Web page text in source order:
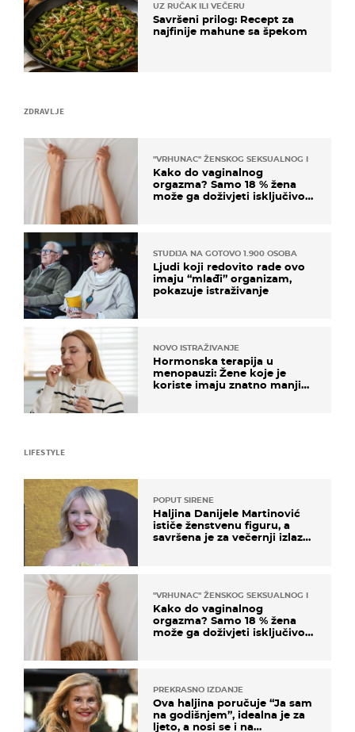
ZDRAVLJE
"VRHUNAC" ŽENSKOG SEKSUALNOG ISKUSTVA
Kako do vaginalnog
orgazma? Samo 18 % žena
može ga doživjeti isključivo
STUDIJA NA GOTOVO 1.900 OSOBA
Ljudi koji redovito rade ovo
imaju “mlađi” organizam,
pokazuje istraživanje
NOVO ISTRAŽIVANJE
Hormonska terapija u
menopauzi: Žene koje je
koriste imaju znatno manji
UZ RUČAK ILI VEČERU
Savršeni prilog: Recept za
najfinije mahune sa špekom
LIFESTYLE
POPUT SIRENE
Haljina Danijele Martinović
ističe ženstvenu figuru, a
savršena je za večernji izlazak
"VRHUNAC" ŽENSKOG SEKSUALNOG ISKUSTVA
Kako do vaginalnog
orgazma? Samo 18 % žena
može ga doživjeti isključivo
PREKRASNO IZDANJE
Ova haljina poručuje “Ja sam
na godišnjem”, idealna je za
ljeto, a nosi se i na